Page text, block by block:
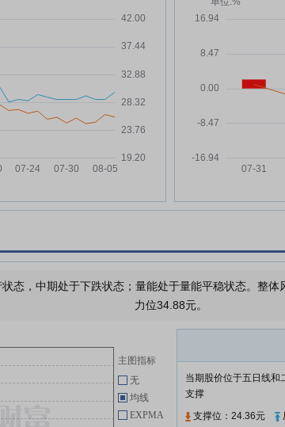
关主体买卖股票情况自查报告之核
道恩股份:关于召开终止发行股份
及支付现金购买资产并募集配套资
公告
道恩股份:关于收购宁波爱思开合
成橡胶有限公司80%股权工商变
道恩股份:关于控股子公司投资建
资设立全资子公司的公告
道恩股份:第五届董事会第三十六
专户的公告
道恩股份:关于收到深圳证券交易
所《关于终止对山东道恩高分子材
料股份有限公司发行股份及支付现
态，中期处于下跌状态；量能处于量能平稳状态。整
力位34.88元。
当期股价位于五日线和
支撑
支撑位：24.36元
主图指标
无
均线
EXPMA